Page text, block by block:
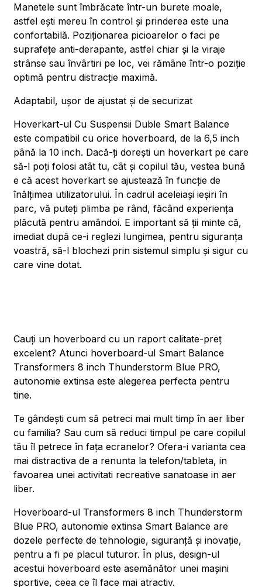
Manetele sunt îmbrăcate într-un burete moale,
astfel ești mereu în control și prinderea este una
confortabilă. Poziționarea picioarelor o faci pe
suprafețe anti-derapante, astfel chiar și la viraje
strânse sau învârtiri pe loc, vei rămâne într-o poziție
optimă pentru distracție maximă.
Adaptabil, ușor de ajustat și de securizat
Hoverkart-ul Cu Suspensii Duble Smart Balance
este compatibil cu orice hoverboard, de la 6,5 inch
până la 10 inch. Dacă-ți dorești un hoverkart pe care
să-l poți folosi atât tu, cât și copilul tău, vestea bună
e că acest hoverkart se ajustează în funcție de
înălțimea utilizatorului. În cadrul aceleiași ieșiri în
parc, vă puteți plimba pe rând, făcând experiența
plăcută pentru amândoi. E important să ții minte că,
imediat după ce-i reglezi lungimea, pentru siguranța
voastră, să-l blochezi prin sistemul simplu și sigur cu
care vine dotat.
Cauți un hoverboard cu un raport calitate-preț
excelent? Atunci hoverboard-ul Smart Balance
Transformers 8 inch Thunderstorm Blue PRO,
autonomie extinsa este alegerea perfecta pentru
tine.
Te gândești cum să petreci mai mult timp în aer liber
cu familia? Sau cum să reduci timpul pe care copilul
tău îl petrece în fața ecranelor? Ofera-i varianta cea
mai distractiva de a renunta la telefon/tableta, in
favoarea unei activitati recreative sanatoase in aer
liber.
Hoverboard-ul Transformers 8 inch Thunderstorm
Blue PRO, autonomie extinsa Smart Balance are
dozele perfecte de tehnologie, siguranță și inovație,
pentru a fi pe placul tuturor. În plus, design-ul
acestui hoverboard este asemănător unei mașini
sportive, ceea ce îl face mai atractiv.